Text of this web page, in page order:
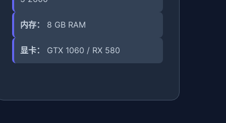
内存： 8 GB RAM
显卡： GTX 1060 / RX 580